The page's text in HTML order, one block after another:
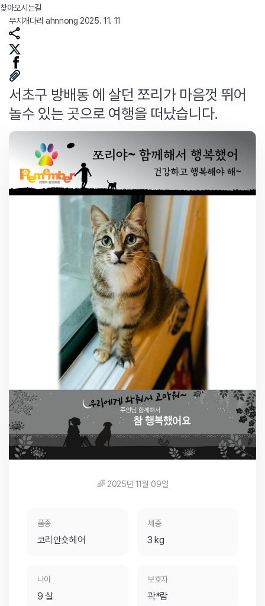
찾아오시는길
무지개다리 ahnnong 2025. 11. 11
서초구 방배동 에 살던 쪼리가 마음껏 뛰어
놀수 있는 곳으로 여행을 떠났습니다.
🌈 2025년 11월 09일
품종
코리안숏헤어
체중
3 kg
나이
9 살
보호자
곽*람